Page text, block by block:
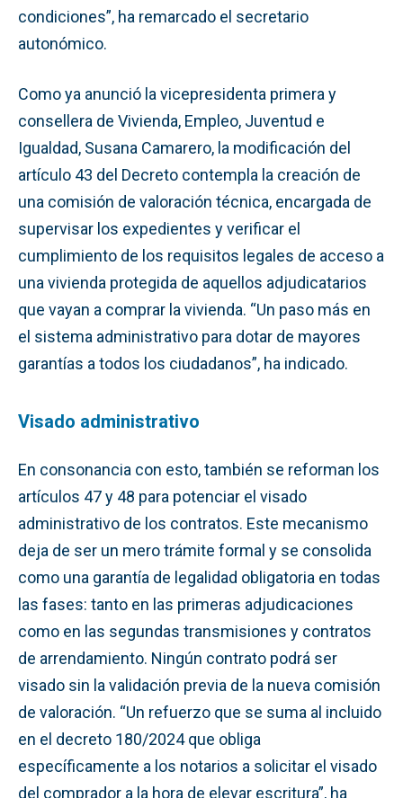
condiciones”, ha remarcado el secretario
autonómico.
Como ya anunció la vicepresidenta primera y
consellera de Vivienda, Empleo, Juventud e
Igualdad, Susana Camarero, la modificación del
artículo 43 del Decreto contempla la creación de
una comisión de valoración técnica, encargada de
supervisar los expedientes y verificar el
cumplimiento de los requisitos legales de acceso a
una vivienda protegida de aquellos adjudicatarios
que vayan a comprar la vivienda. “Un paso más en
el sistema administrativo para dotar de mayores
garantías a todos los ciudadanos”, ha indicado.
Visado administrativo
En consonancia con esto, también se reforman los
artículos 47 y 48 para potenciar el visado
administrativo de los contratos. Este mecanismo
deja de ser un mero trámite formal y se consolida
como una garantía de legalidad obligatoria en todas
las fases: tanto en las primeras adjudicaciones
como en las segundas transmisiones y contratos
de arrendamiento. Ningún contrato podrá ser
visado sin la validación previa de la nueva comisión
de valoración. “Un refuerzo que se suma al incluido
en el decreto 180/2024 que obliga
específicamente a los notarios a solicitar el visado
del comprador a la hora de elevar escritura”, ha